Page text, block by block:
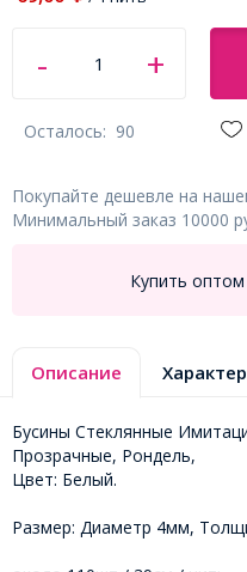
Осталось: 90
Покупайте дешевле на
Минимальный заказ 10000
Купить оптом
Описание
Бусины Стеклянные
Прозрачные, Рондель,
Цвет: Белый.
Размер: Диаметр 4мм,